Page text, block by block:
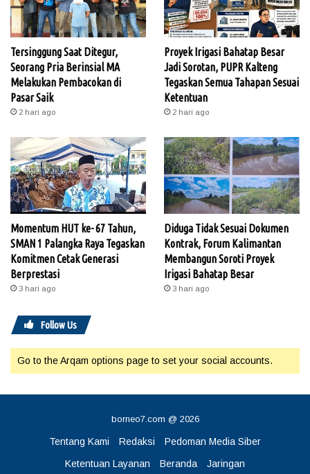
Tersinggung Saat Ditegur,
Seorang Pria Berinsial MA
Melakukan Pembacokan di
Pasar Saik
2 hari ago
Proyek Irigasi Bahatap Besar
Jadi Sorotan, PUPR Kalteng
Tegaskan Semua Tahapan Sesuai
Ketentuan
2 hari ago
Momentum HUT ke- 67 Tahun,
SMAN 1 Palangka Raya Tegaskan
Komitmen Cetak Generasi
Berprestasi
3 hari ago
Diduga Tidak Sesuai Dokumen
Kontrak, Forum Kalimantan
Membangun Soroti Proyek
Irigasi Bahatap Besar
3 hari ago
Follow Us
Go to the Arqam options page to set your social accounts.
borneo7.com @ 2026
Tentang Kami Redaksi
Pedoman Media Siber
Ketentuan Layanan
Beranda Jaringan